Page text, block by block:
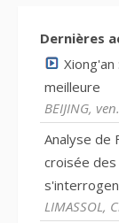
Dernières
meilleure
BEIJING,
Analyse de
croisée des
LIMASSOL,